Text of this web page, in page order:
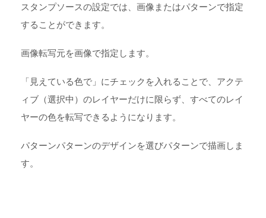
スタンプソースの設定では、画像またはパターンで指定
することができます。
画像転写元を画像で指定します。
「見えている色で」にチェックを入れることで、アクテ
ィブ（選択中）のレイヤーだけに限らず、すべてのレイ
ヤーの色を転写できるようになります。
パターンパターンのデザインを選びパターンで描画しま
す。